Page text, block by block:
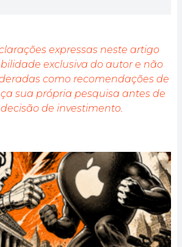
que Bitcoin est l'outil
possible.
expressas neste artigo
exclusiva do autor e não
como recomendações de
sua própria pesquisa antes de
de investimento.